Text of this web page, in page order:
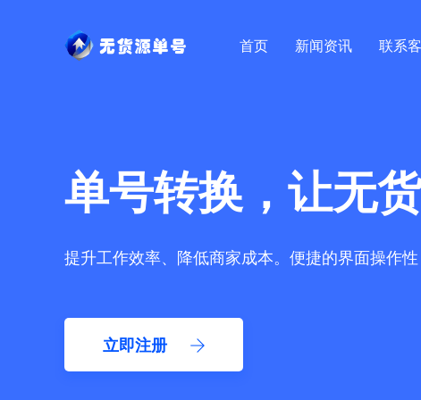
首页 新闻资讯 联系
单号转换，让无
提升工作效率、降低商家成本。便捷的界面操作
立即注册